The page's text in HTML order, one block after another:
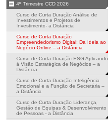
4º Trimestre CCD 2026
Curso de Curta Duração Análise de
Investimentos e Projetos de
Investimento- a Distância
Curso de Curta Duração
Empreendedorismo Digital: Da Ideia ao
Negócio Online – a Distância
Curso de Curta Duração ESG Aplicando
à Visão Estratégica de Negócios – a
Distância
Curso de Curta Duração Inteligência
Emocional e a Função de Secretária –
a Distância
Curso de Curta Duração Liderança,
Gestão de Equipas & Desenvolvimento
de Pessoas - a Distância